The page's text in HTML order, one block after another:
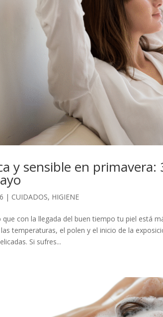
y sensible en
| CUIDADOS, HIGIENE
que con la llegada del buen tiempo tu piel está
temperaturas, el polen y el inicio de la
Si sufres...